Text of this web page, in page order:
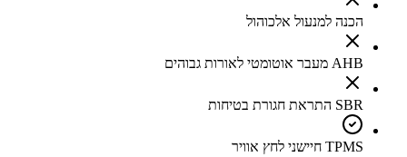
הכנה למנעול אלכוהול
AHB מעבר אוטומטי לאורות גבוהים
SBR התראת חגורת בטיחות
TPMS חיישני לחץ אוויר